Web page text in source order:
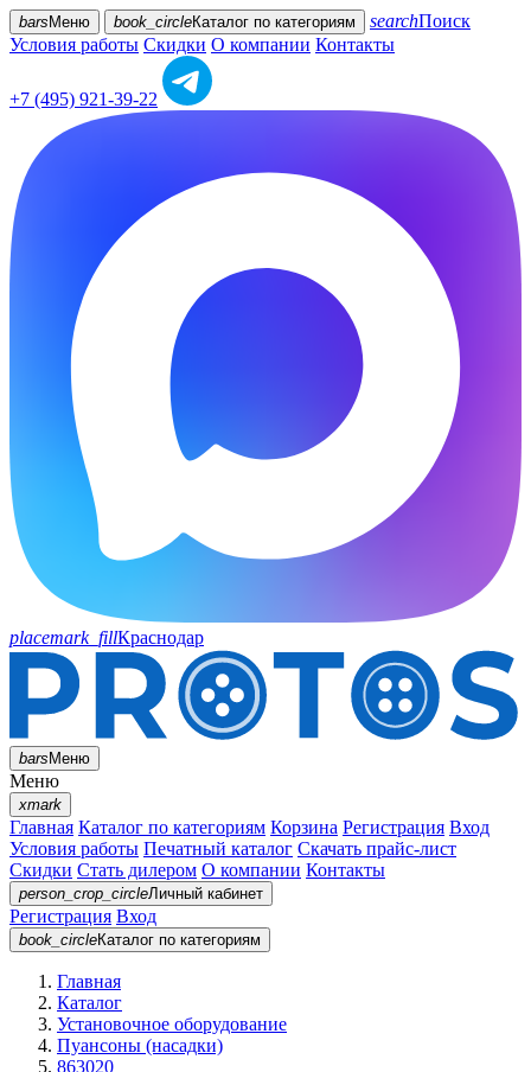
bars Меню book_circleКаталог по категориям searchПоиск
Условия работы Скидки О компании Контакты
+7 (495) 921-39-22
placemark_fillКраснодар
barsМеню
Меню
xmark
Главная Каталог по категориям Корзина Регистрация Вход
Условия работы Печатный каталог Скачать прайс-лист
Скидки Стать дилером О компании Контакты
person_crop_circleЛичный кабинет
Регистрация Вход
book_circleКаталог по категориям
Главная
Каталог
Установочное оборудование
Пуансоны (насадки)
863020